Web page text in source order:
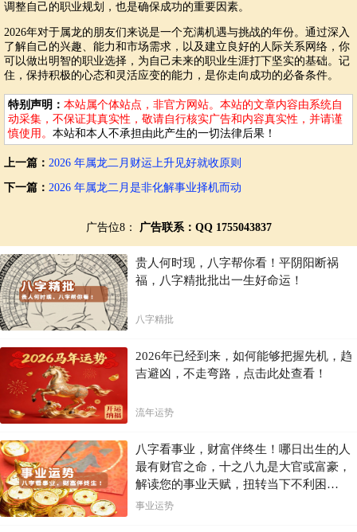
调整自己的职业规划，也是确保成功的重要因素。
2026年对于属龙的朋友们来说是一个充满机遇与挑战的年份。通过深入
了解自己的兴趣、能力和市场需求，以及建立良好的人际关系网络，你
可以做出明智的职业选择，为自己未来的职业生涯打下坚实的基础。记
住，保持积极的心态和灵活应变的能力，是你走向成功的必备条件。
特别声明： 本站属个体站点，非官方网站。本站的文章内容由系统自
动采集，不保证其真实性，敬请自行核实广告和内容真实性，并请谨
慎使用。 本站和本人不承担由此产生的一切法律后果！
上一篇： 2026 年属龙二月财运上升见好就收原则
下一篇： 2026 年属龙二月是非化解事业择机而动
广告位8： 广告联系：QQ 1755043837
贵人何时现，八字帮你看！平阴阳断祸
福，八字精批批出一生好命运！
八字精批
2026年已经到来，如何能够把握先机，趋
吉避凶，不走弯路，点击此处查看！
流年运势
八字看事业，财富伴终生！哪日出生的人
最有财官之命，十之八九是大官或富豪，
解读您的事业天赋，扭转当下不利困
局！！
事业运势